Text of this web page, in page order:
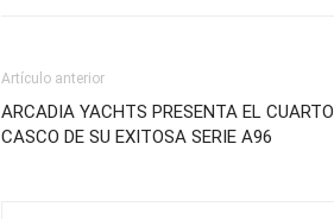
Artículo anterior
ARCADIA YACHTS PRESENTA EL CUARTO
CASCO DE SU EXITOSA SERIE A96